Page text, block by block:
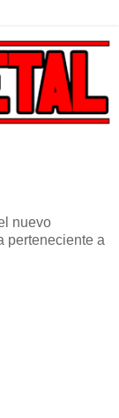
nuevo
perteneciente a